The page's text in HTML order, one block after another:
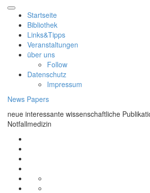
Skip
content
Startseite
Bibliothek
Links&Tipps
Veranstaltungen
über uns
Follow
Datenschutz
Impressum
News Papers
neue interessante wissenschaftliche
Notfallmedizin
über
Datenschutz